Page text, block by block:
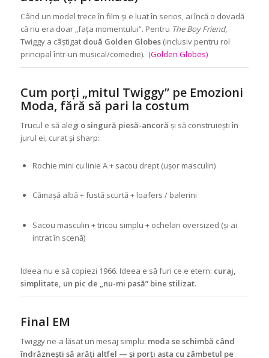
Când un model trece în film și e luat în serios, ai încă o dovadă
că nu era doar „fața momentului”. Pentru The Boy Friend,
Twiggy a câștigat două Golden Globes(inclusiv pentru rol
principal într-un musical/comedie). (Golden Globes)
Cum porți „mitul Twiggy” pe Emozioni
Moda, fără să pari la costum
Trucul e să alegi o singură piesă-ancoră și să construiești în
jurul ei, curat și sharp:
Rochie mini cu linie A + sacou drept (ușor masculin)
Cămașă albă + fustă scurtă + loafers / balerini
Sacou masculin + tricou simplu + ochelari oversized (și ai
intrat în scenă)
Ideea nu e să copiezi 1966. Ideea e să furi ce e etern: curaj,
simplitate, un pic de „nu-mi pasă” bine stilizat.
Final EM
Twiggy ne-a lăsat un mesaj simplu: moda se schimbă când
îndrăznești să arăți altfel — și porți asta cu zâmbetul pe